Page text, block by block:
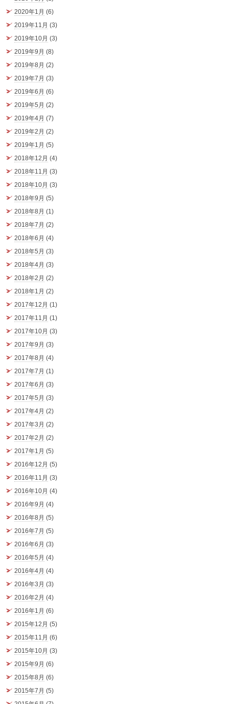
2020年1月 (6)
2019年11月 (3)
2019年10月 (3)
2019年9月 (8)
2019年8月 (2)
2019年7月 (3)
2019年6月 (6)
2019年5月 (2)
2019年4月 (7)
2019年2月 (2)
2019年1月 (5)
2018年12月 (4)
2018年11月 (3)
2018年10月 (3)
2018年9月 (5)
2018年8月 (1)
2018年7月 (2)
2018年6月 (4)
2018年5月 (3)
2018年4月 (3)
2018年2月 (2)
2018年1月 (2)
2017年12月 (1)
2017年11月 (1)
2017年10月 (3)
2017年9月 (3)
2017年8月 (4)
2017年7月 (1)
2017年6月 (3)
2017年5月 (3)
2017年4月 (2)
2017年3月 (2)
2017年2月 (2)
2017年1月 (5)
2016年12月 (5)
2016年11月 (3)
2016年10月 (4)
2016年9月 (4)
2016年8月 (5)
2016年7月 (5)
2016年6月 (3)
2016年5月 (4)
2016年4月 (4)
2016年3月 (3)
2016年2月 (4)
2016年1月 (6)
2015年12月 (5)
2015年11月 (6)
2015年10月 (3)
2015年9月 (6)
2015年8月 (6)
2015年7月 (5)